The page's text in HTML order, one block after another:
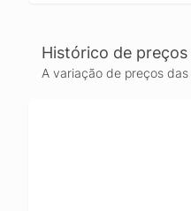
Histórico de preços
A variação de preços